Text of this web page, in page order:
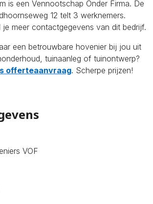
is een Vennootschap Onder Firma. De
12 telt 3 werknemers.
je meer contactgegevens van dit bedrijf.
een betrouwbare hovenier bij jou uit
tuinaanleg of tuinontwerp?
offerteaanvraag. Scherpe prijzen!
VOF